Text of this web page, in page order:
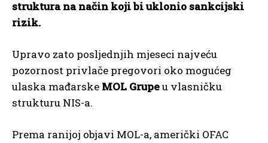
struktura na način koji bi uklonio sankcijski
rizik.
Upravo zato posljednjih mjeseci najveću
pozornost privlače pregovori oko mogućeg
ulaska mađarske MOL Grupeu vlasničku
strukturu NIS-a.
Prema ranijoj objavi MOL-a, američki OFAC